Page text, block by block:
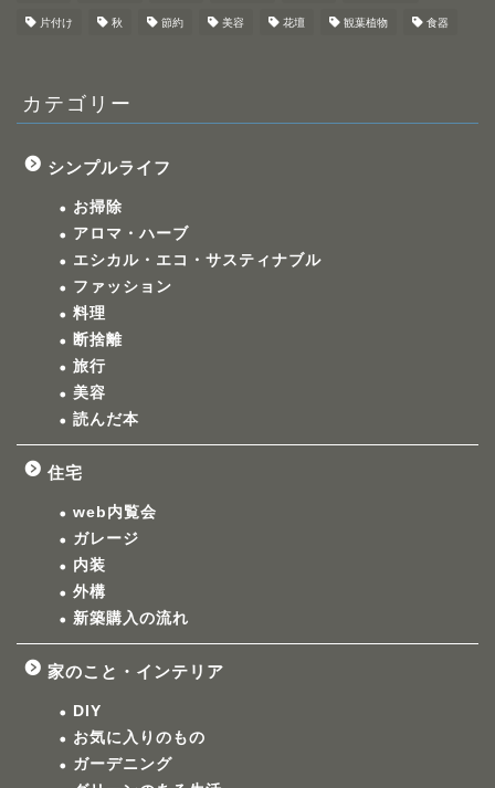
片付け 秋 節約 美容 花壇 観葉植物 食器
カテゴリー
シンプルライフ
お掃除
アロマ・ハーブ
エシカル・エコ・サスティナブル
ファッション
料理
断捨離
旅行
美容
読んだ本
住宅
web内覧会
ガレージ
内装
外構
新築購入の流れ
家のこと・インテリア
DIY
お気に入りのもの
ガーデニング